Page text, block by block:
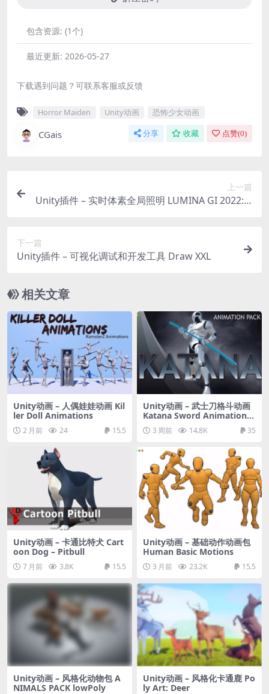
包含资源: (1个)
最近更新: 2026-05-27
下载遇到问题？可联系客服或反馈
Horror Maiden Unity动画 恐怖少女动画
CGais 分享 收藏 点赞(0)
上一篇
Unity插件 – 实时体素全局照明 LUMINA GI 2022: R
下一篇
Unity插件 – 可视化调试和开发工具 Draw XXL
相关文章
Unity动画 – 人偶娃娃动画 Kil
ler Doll Animations
2 月前 24 15.5
Unity动画 – 武士刀格斗动画
Katana Sword Animation P
ack3 周前 14.8K 35
Unity动画 – 卡通比特犬 Cart
oon Dog – Pitbull
7 月前 3.8K 15.5
Unity动画 – 基础动作动画包
Human Basic Motions
3 月前 23.2K 15.5
Unity动画 – 风格化动物包 A
NIMALS PACK lowPoly
Unity动画 – 风格化卡通鹿 Po
ly Art: Deer